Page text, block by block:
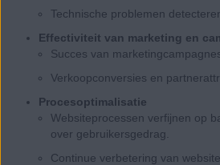
Technische problemen
Effectiviteit van marketing en
Succes van
Verkoopconversies en
Procesoptimalisatie
Websiteprocessen verfijnen op
over gebruikersgedrag.
Continue verbetering van